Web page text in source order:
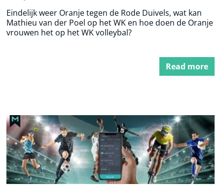
Eindelijk weer Oranje tegen de Rode Duivels, wat kan
Mathieu van der Poel op het WK en hoe doen de Oranje
vrouwen het op het WK volleybal?
Read more